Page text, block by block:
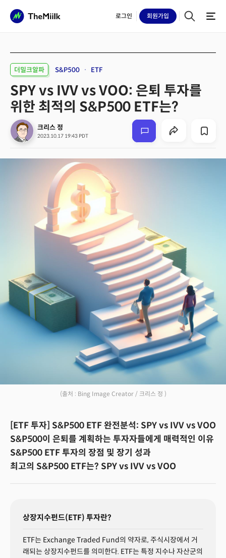
로그인 회원가입
더밀크알파 S&P500 ETF
SPY vs IVV vs VOO: 은퇴 투자를
위한 최적의 S&P500 ETF는?
크리스 정
2023.10.17 19:43 PDT
(출처 : Bing Image Creator / 크리스 정 )
[ETF 투자] S&P500 ETF 완전분석: SPY vs IVV vs VOO
S&P500이 은퇴를 계획하는 투자자들에게 매력적인 이유
S&P500 ETF 투자의 장점 및 장기 성과
최고의 S&P500 ETF는? SPY vs IVV vs VOO
상장지수펀드(ETF) 투자란?
ETF는 Exchange Traded Fund의 약자로, 주식시장에서 거
래되는 상장지수펀드를 의미한다. ETF는 특정 지수나 자산군의